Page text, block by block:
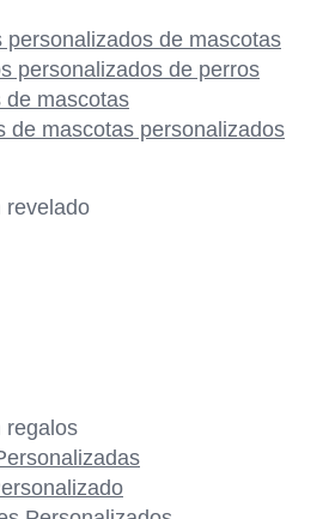
regalos
personalizados de mascotas
personalizados de perros
de mascotas
de mascotas personalizados
revelado